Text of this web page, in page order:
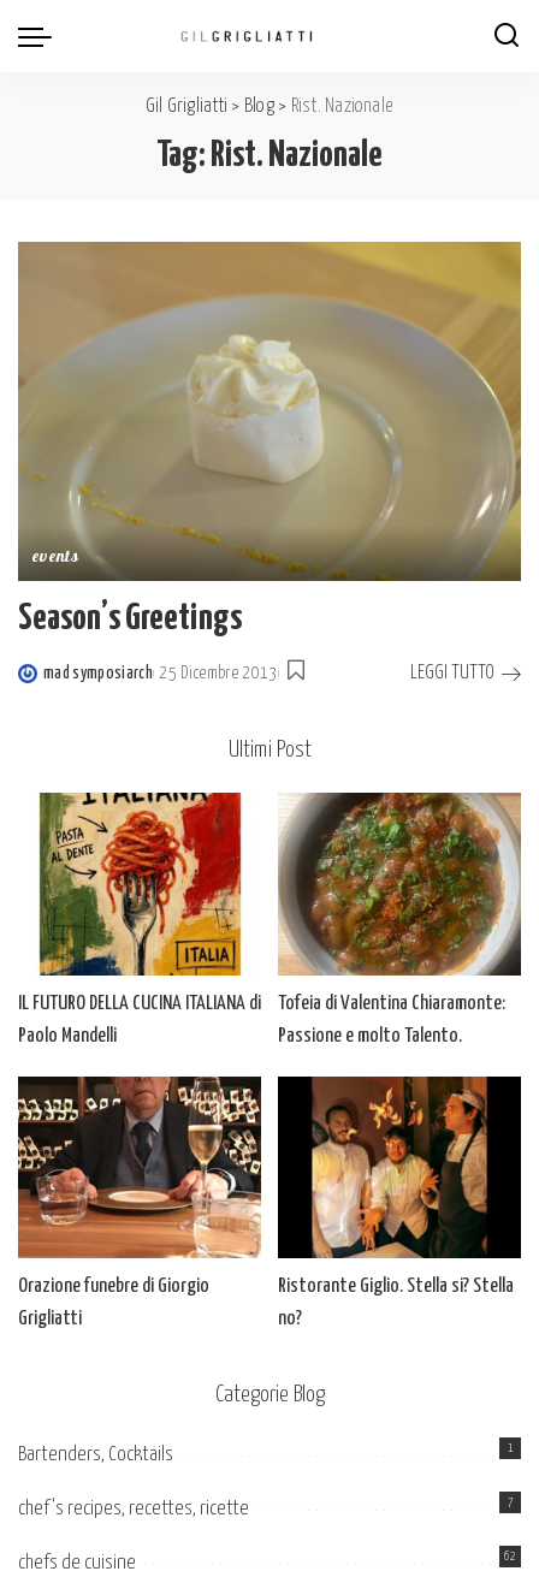
Gil Grigliatti > Blog> Rist. Nazionale
Tag: Rist. Nazionale
events
Season’s Greetings
Posted
mad symposiarch 25 Dicembre 2013 LEGGI TUTTO
Ultimi Post
IL FUTURO DELLA CUCINA ITALIANA di
Paolo Mandelli
Tofeia di Valentina Chiaramonte:
Passione e molto Talento.
Orazione funebre di Giorgio
Grigliatti
Ristorante Giglio. Stella si? Stella
no?
Categorie Blog
Bartenders, Cocktails 1
chef's recipes, recettes, ricette 7
chefs de cuisine 62